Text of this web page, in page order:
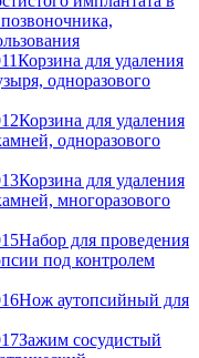
Корзина для удаления
одноразового
Корзина для удаления
одноразового
Корзина для удаления
многоразового
Набор для проведения
под контролем
Нож аутопсийный для
Зажим сосудистый